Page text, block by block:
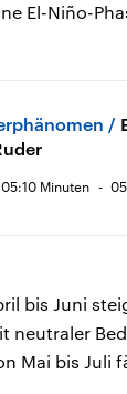
El-Niño-
05:10 Minuten
bis Juni
neutraler
Mai bis Juli